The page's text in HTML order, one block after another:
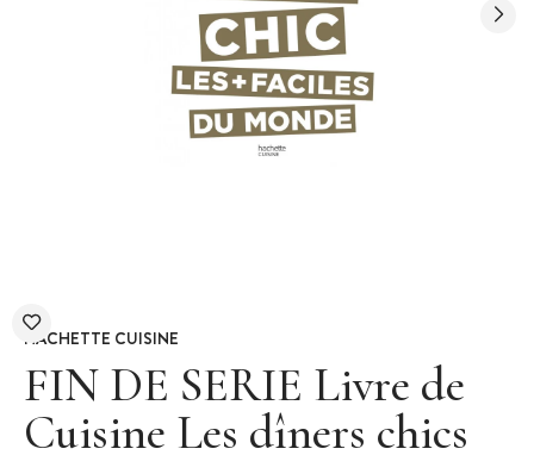
HACHETTE CUISINE
FIN DE SERIE Livre de
Cuisine Les dîners chics